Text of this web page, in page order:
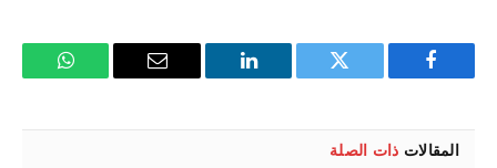
فيسبوك تويتر لينكدإن
البريد
واتساب
المقالات ذات الصلة